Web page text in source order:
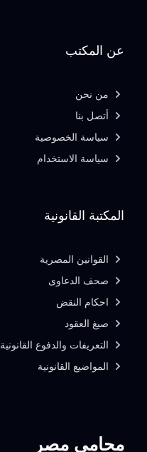
محامي مصر
المكتبة القانونية
القوانين المصرية
صحف الدعاوى
احكام النقض
صيغ العقود
التعريفات والدفوع القانونية
المواضيع القانونية
عن المكتب
من نحن
أتصل بنا
سياسة الخصوصية
سياسة الاستخدام